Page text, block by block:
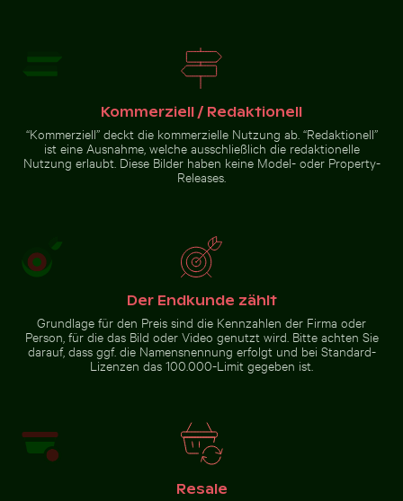
CN Tower zwischen
Wolkenkratzern und
städtischer Landschaft in
Toronto
Zur Stock-Kollektion
Kommerziell / Redaktionell
“Kommerziell” deckt die kommerzielle Nutzung ab. “Redaktionell”
ist eine Ausnahme, welche ausschließlich die redaktionelle
Nutzung erlaubt. Diese Bilder haben keine Model- oder Property-
Releases.
Der Endkunde zählt
Grundlage für den Preis sind die Kennzahlen der Firma oder
Person, für die das Bild oder Video genutzt wird. Bitte achten Sie
darauf, dass ggf. die Namensnennung erfolgt und bei Standard-
Lizenzen das 100.000-Limit gegeben ist.
Resale